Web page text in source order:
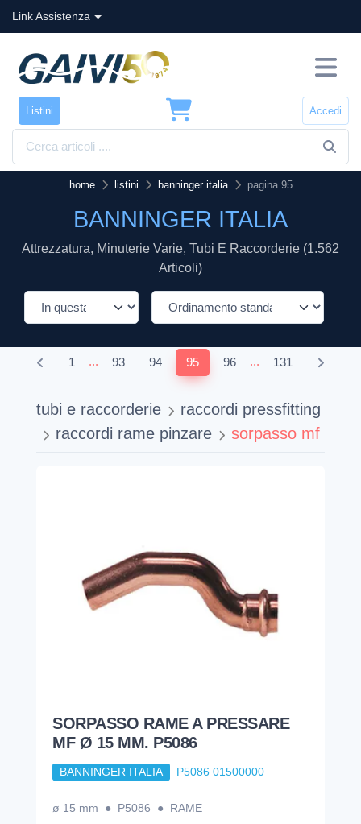
Link Assistenza
Listini Accedi
home listini banninger italia pagina 95
BANNINGER ITALIA
Attrezzatura, Minuterie Varie, Tubi E Raccorderie (1.562
Articoli)
1 ... 93 94 95 96 ... 131
tubi e raccorderie
raccordi pressfitting
raccordi rame pinzare
sorpasso mf
SORPASSO RAME A PRESSARE
MF Ø 15 MM. P5086
BANNINGER ITALIA P5086 01500000
ø 15 mm ● P5086 ● RAME